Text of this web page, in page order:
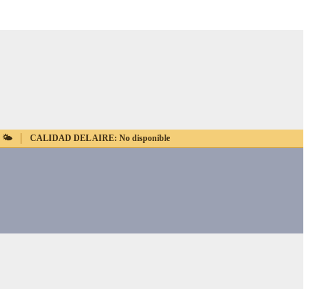
🌤️ CALIDAD DEL AIRE: No disponible